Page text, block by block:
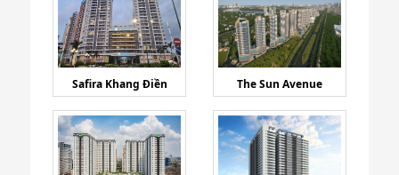
Safira Khang Điền The Sun Avenue